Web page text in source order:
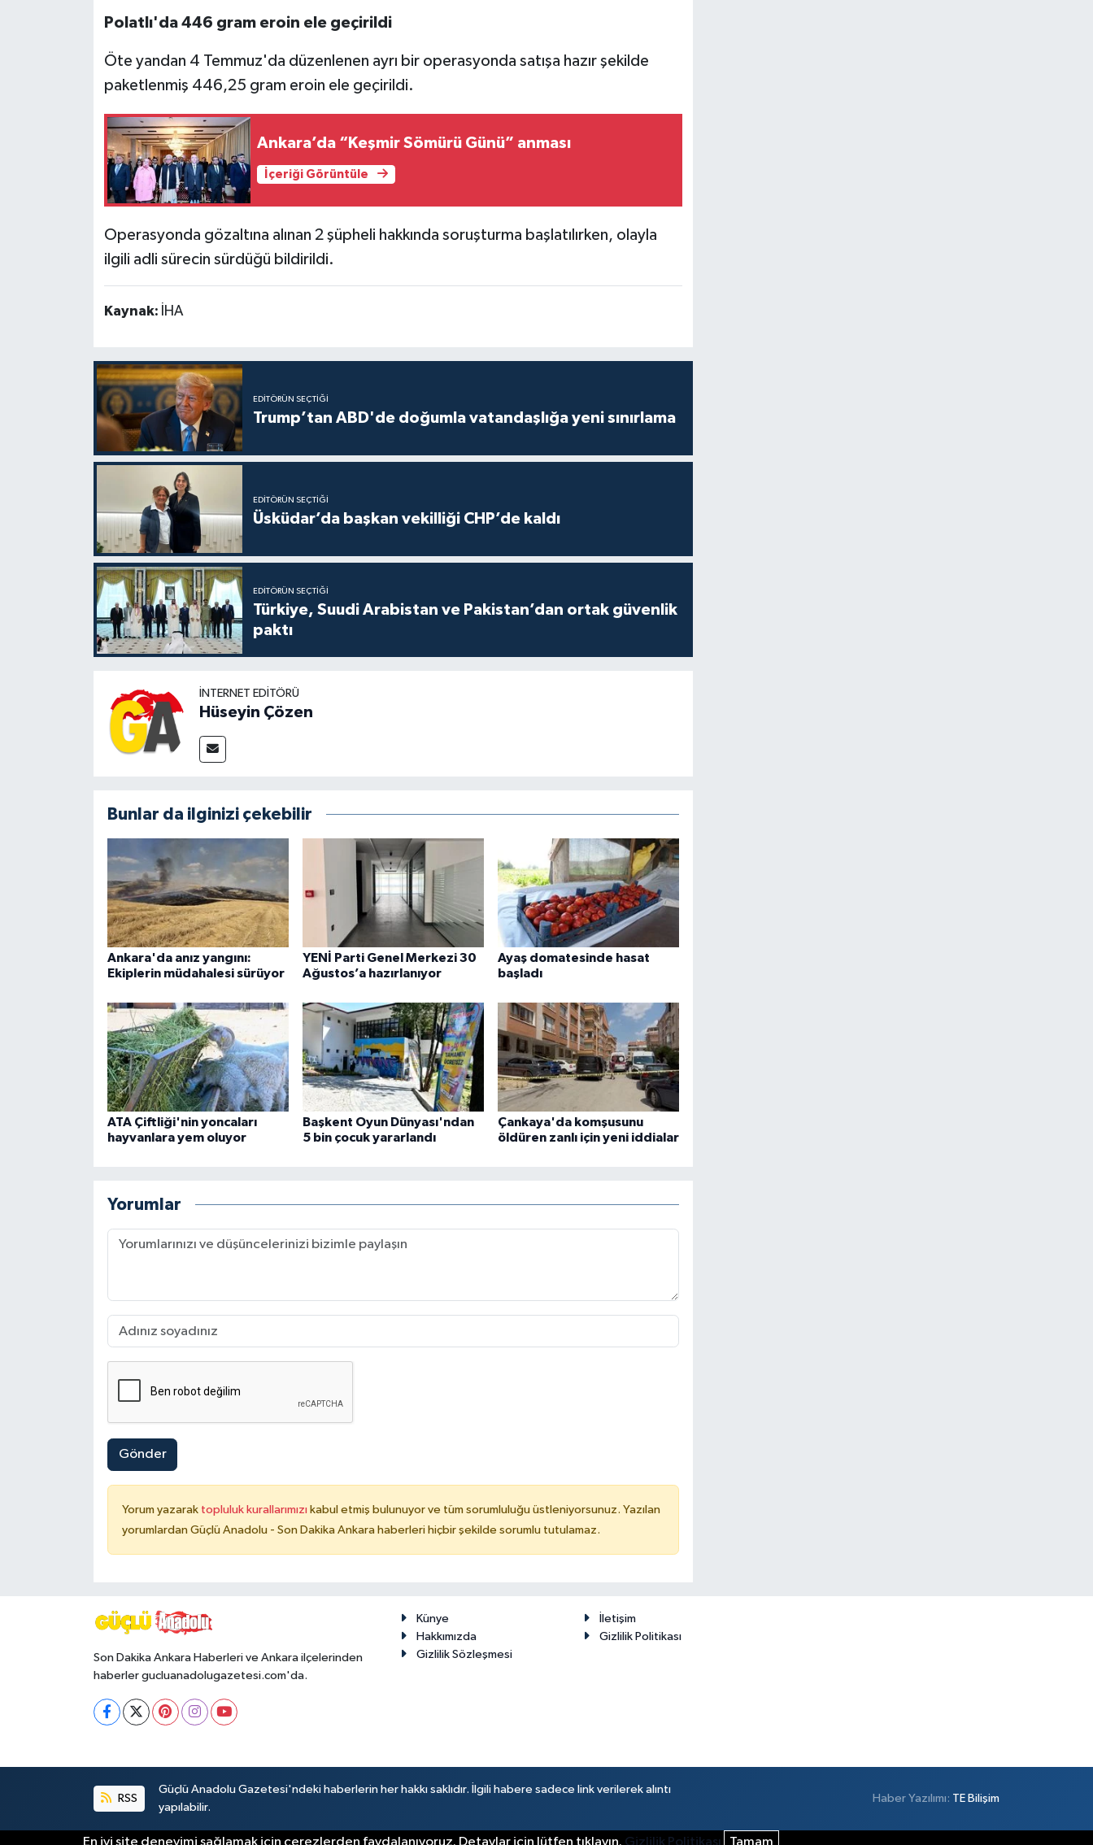
Polatlı'da 446 gram eroin ele geçirildi
Öte yandan 4 Temmuz'da düzenlenen ayrı bir operasyonda satışa hazır şekilde
paketlenmiş 446,25 gram eroin ele geçirildi.
Ankara’da “Keşmir Sömürü Günü” anması
İçeriği Görüntüle
Operasyonda gözaltına alınan 2 şüpheli hakkında soruşturma başlatılırken, olayla
ilgili adli sürecin sürdüğü bildirildi.
Kaynak: İHA
EDITÖRÜN SEÇTIĞI
Trump’tan ABD'de doğumla vatandaşlığa yeni sınırlama
EDITÖRÜN SEÇTIĞI
Üsküdar’da başkan vekilliği CHP’de kaldı
EDITÖRÜN SEÇTIĞI
Türkiye, Suudi Arabistan ve Pakistan’dan ortak güvenlik
paktı
İNTERNET EDITÖRÜ
Hüseyin Çözen
Bunlar da ilginizi çekebilir
Ankara'da anız yangını:
Ekiplerin müdahalesi sürüyor
YENİ Parti Genel Merkezi 30
Ağustos’a hazırlanıyor
Ayaş domatesinde hasat
başladı
ATA Çiftliği'nin yoncaları
hayvanlara yem oluyor
Başkent Oyun Dünyası'ndan
5 bin çocuk yararlandı
Çankaya'da komşusunu
öldüren zanlı için yeni iddialar
Yorumlar
Gönder
Yorum yazarak topluluk kurallarımızı kabul etmiş bulunuyor ve tüm sorumluluğu üstleniyorsunuz. Yazılan
yorumlardan Güçlü Anadolu - Son Dakika Ankara haberleri hiçbir şekilde sorumlu tutulamaz.
Son Dakika Ankara Haberleri ve Ankara ilçelerinden
haberler gucluanadolugazetesi.com'da.
Künye
İletişim
Hakkımızda
Gizlilik Politikası
Gizlilik Sözleşmesi
RSS
Güçlü Anadolu Gazetesi'ndeki haberlerin her hakkı saklıdır. İlgili habere sadece link verilerek alıntı
yapılabilir.
Haber Yazılımı: TE Bilişim
En iyi site deneyimi sağlamak için çerezlerden faydalanıyoruz. Detaylar için lütfen tıklayın. Gizlilik Politikası Tamam